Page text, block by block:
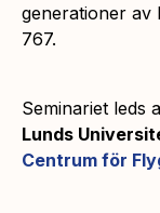
generationer av
767.
Seminariet leds
Lunds
Centrum för